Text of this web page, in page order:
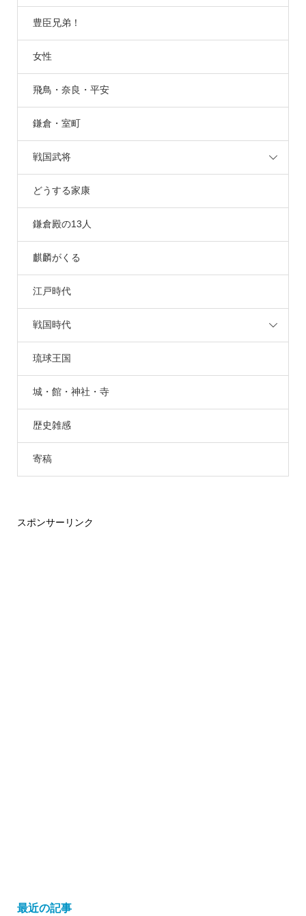
豊臣兄弟！
女性
飛鳥・奈良・平安
鎌倉・室町
戦国武将
どうする家康
鎌倉殿の13人
麒麟がくる
江戸時代
戦国時代
琉球王国
城・館・神社・寺
歴史雑感
寄稿
スポンサーリンク
最近の記事